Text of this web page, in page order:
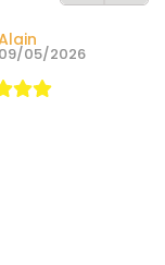
09/05/2026